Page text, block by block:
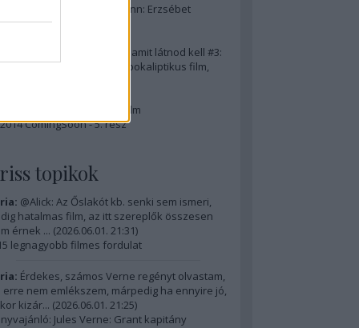
Könyvkritika: Brigitte Hamann: Erzsébet
királyné (2019)
50 posztapokaliptikus film, amit látnod kell #3:
10 (nem is annyira) posztapokaliptikus film,
A 10 legjobb Matt Damon-film
2014 ComingSoon - 5. rész
topikok
@Alick: Az Őslakót kb. senki sem ismeri,
hatalmas film, az itt szereplők összesen
érnek ... (2026.06.01. 21:31)
legnagyobb filmes fordulat
Érdekes, számos Verne regényt olvastam,
erre nem emlékszem, márpedig ha ennyire jó,
kizár... (2026.06.01. 21:25)
Jules Verne: Grant kapitány